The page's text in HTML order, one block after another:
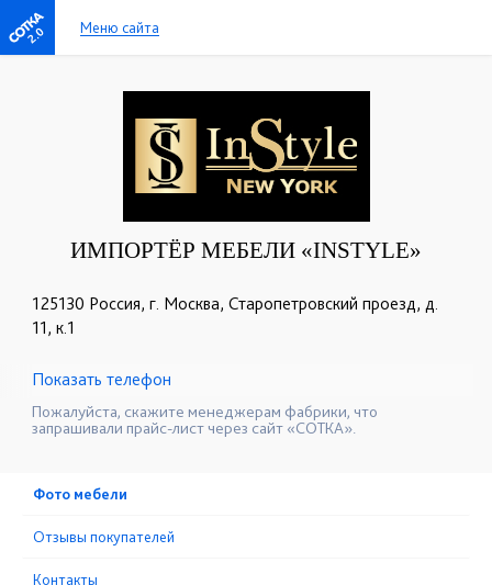
2.0 Меню сайта
ИМПОРТЁР МЕБЕЛИ «INSTYLE»
125130 Россия, г. Москва, Старопетровский проезд, д.
11, к.1
☎+7 (800) 777-06-30
Показать телефон
Пожалуйста, скажите менеджерам фабрики, что
запрашивали прайс-лист через сайт «СОТКА».
Фото мебели
Отзывы покупателей
Контакты